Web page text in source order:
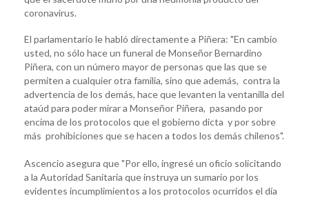
coronavirus.
El parlamentario le habló directamente a Piñera: "En cambio
usted, no sólo hace un funeral de Monseñor Bernardino
Piñera, con un número mayor de personas que las que se
permiten a cualquier otra familia, sino que además, contra la
advertencia de los demás, hace que levanten la ventanilla del
ataúd para poder mirar a Monseñor Piñera, pasando por
encima de los protocolos que el gobierno dicta y por sobre
más prohibiciones que se hacen a todos los demás chilenos".
Ascencio asegura que "Por ello, ingresé un oficio solicitando
a la Autoridad Sanitaria que instruya un sumario por los
evidentes incumplimientos a los protocolos ocurridos el día